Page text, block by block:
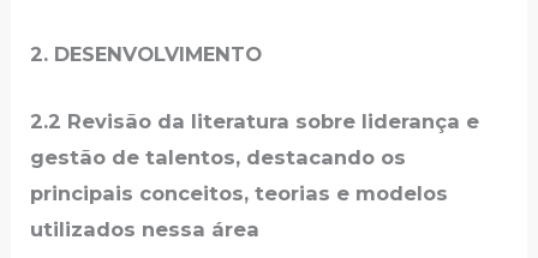
2. DESENVOLVIMENTO
2.2 Revisão da literatura sobre liderança e
gestão de talentos, destacando os
principais conceitos, teorias e modelos
utilizados nessa área